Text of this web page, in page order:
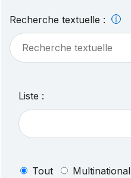
Recherche textuelle :
Liste :
Tout Multinational